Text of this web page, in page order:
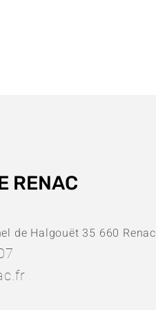
RENAC
de Halgouët 35 660 Renac